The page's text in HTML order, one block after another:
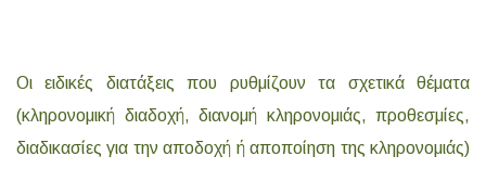
Οι ειδικές διατάξεις που ρυθμίζουν τα σχετικά θέματα
(κληρονομική διαδοχή, διανομή κληρονομιάς, προθεσμίες,
διαδικασίες για την αποδοχή ή αποποίηση της κληρονομιάς)